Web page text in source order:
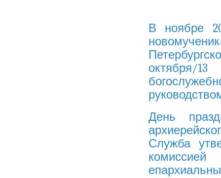
В ноябре
октября/
День
Служба